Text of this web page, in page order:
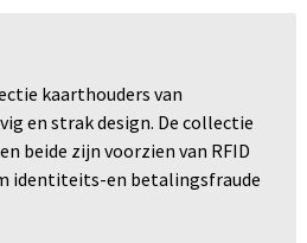
kaarthouders van
en strak design. De collectie
beide zijn voorzien van RFID
identiteits-en betalingsfraude